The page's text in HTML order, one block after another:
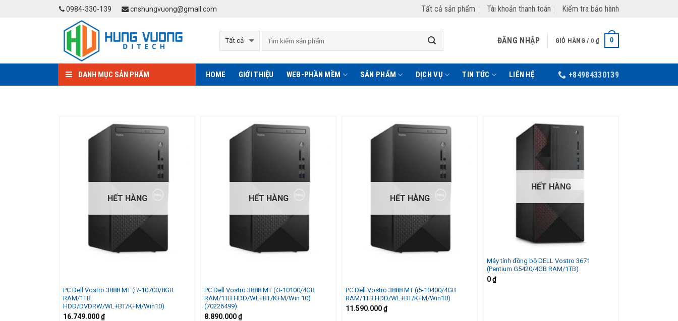
0984-330-139 cnshungvuong@gmail.com Tất cả sản phẩm Tài khoản thanh toán Kiểm tra bảo hành
ĐĂNG NHẬP GIỎ HÀNG / 0₫ 0
DANH MỤC SẢN PHẨM HOME GIỚI THIỆU WEB-PHẦN MỀM SẢN PHẨM DỊCH VỤ TIN TỨC LIÊN HỆ +84984330139
HẾT HÀNG
PC Dell Vostro 3888 MT (i7-10700/8GB
RAM/1TB
HDD/DVDRW/WL+BT/K+M/Win10)
16.749.000₫
HẾT HÀNG
PC Dell Vostro 3888 MT (i3-10100/4GB
RAM/1TB HDD/WL+BT/K+M/Win 10)
(70226499)
8.890.000₫
HẾT HÀNG
PC Dell Vostro 3888 MT (i5-10400/4GB
RAM/1TB HDD/WL+BT/K+M/Win10)
11.590.000₫
HẾT HÀNG
Máy tính đồng bộ DELL Vostro 3671
(Pentium G5420/4GB RAM/1TB)
0₫